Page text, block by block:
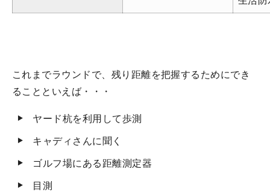
これまでラウンドで、残り距離を把握するためにでき
ることといえば・・・
ヤード杭を利用して歩測
キャディさんに聞く
ゴルフ場にある距離測定器
目測